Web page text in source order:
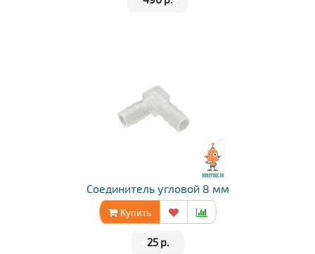
Соединитель угловой 8 мм
Купить
25 р.